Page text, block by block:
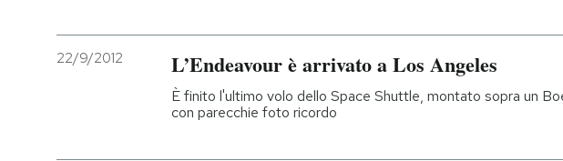
22/9/2012 L’Endeavour è arrivato a Los Angeles
È finito l'ultimo volo dello Space Shuttle, montato sopra un
con parecchie foto ricordo